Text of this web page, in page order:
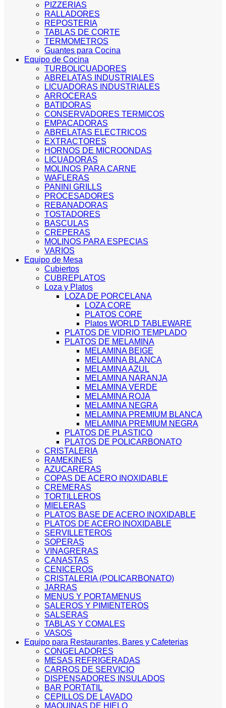
PIZZERIAS
RALLADORES
REPOSTERIA
TABLAS DE CORTE
TERMOMETROS
Guantes para Cocina
Equipo de Cocina
TURBOLICUADORES
ABRELATAS INDUSTRIALES
LICUADORAS INDUSTRIALES
ARROCERAS
BATIDORAS
CONSERVADORES TERMICOS
EMPACADORAS
ABRELATAS ELECTRICOS
EXTRACTORES
HORNOS DE MICROONDAS
LICUADORAS
MOLINOS PARA CARNE
WAFLERAS
PANINI GRILLS
PROCESADORES
REBANADORAS
TOSTADORES
BASCULAS
CREPERAS
MOLINOS PARA ESPECIAS
VARIOS
Equipo de Mesa
Cubiertos
CUBREPLATOS
Loza y Platos
LOZA DE PORCELANA
LOZA CORE
PLATOS CORE
Platos WORLD TABLEWARE
PLATOS DE VIDRIO TEMPLADO
PLATOS DE MELAMINA
MELAMINA BEIGE
MELAMINA BLANCA
MELAMINA AZUL
MELAMINA NARANJA
MELAMINA VERDE
MELAMINA ROJA
MELAMINA NEGRA
MELAMINA PREMIUM BLANCA
MELAMINA PREMIUM NEGRA
PLATOS DE PLASTICO
PLATOS DE POLICARBONATO
CRISTALERIA
RAMEKINES
AZUCARERAS
COPAS DE ACERO INOXIDABLE
CREMERAS
TORTILLEROS
MIELERAS
PLATOS BASE DE ACERO INOXIDABLE
PLATOS DE ACERO INOXIDABLE
SERVILLETEROS
SOPERAS
VINAGRERAS
CANASTAS
CENICEROS
CRISTALERIA (POLICARBONATO)
JARRAS
MENUS Y PORTAMENUS
SALEROS Y PIMIENTEROS
SALSERAS
TABLAS Y COMALES
VASOS
Equipo para Restaurantes, Bares y Cafeterias
CONGELADORES
MESAS REFRIGERADAS
CARROS DE SERVICIO
DISPENSADORES INSULADOS
BAR PORTATIL
CEPILLOS DE LAVADO
MAQUINAS DE HIELO